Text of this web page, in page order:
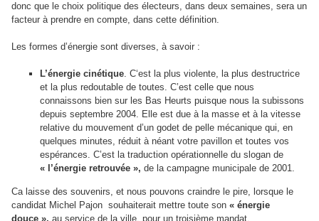
donc que le choix politique des électeurs, dans deux semaines, sera un
facteur à prendre en compte, dans cette définition.
Les formes d’énergie sont diverses, à savoir :
L’énergie cinétique. C‘est la plus violente, la plus destructrice
et la plus redoutable de toutes. C’est celle que nous
connaissons bien sur les Bas Heurts puisque nous la subissons
depuis septembre 2004. Elle est due à la masse et à la vitesse
relative du mouvement d’un godet de pelle mécanique qui, en
quelques minutes, réduit à néant votre pavillon et toutes vos
espérances. C’est la traduction opérationnelle du slogan de
« l’énergie retrouvée », de la campagne municipale de 2001.
Ca laisse des souvenirs, et nous pouvons craindre le pire, lorsque le
candidat Michel Pajon souhaiterait mettre toute son « énergie
douce », au service de la ville, pour un troisième mandat.